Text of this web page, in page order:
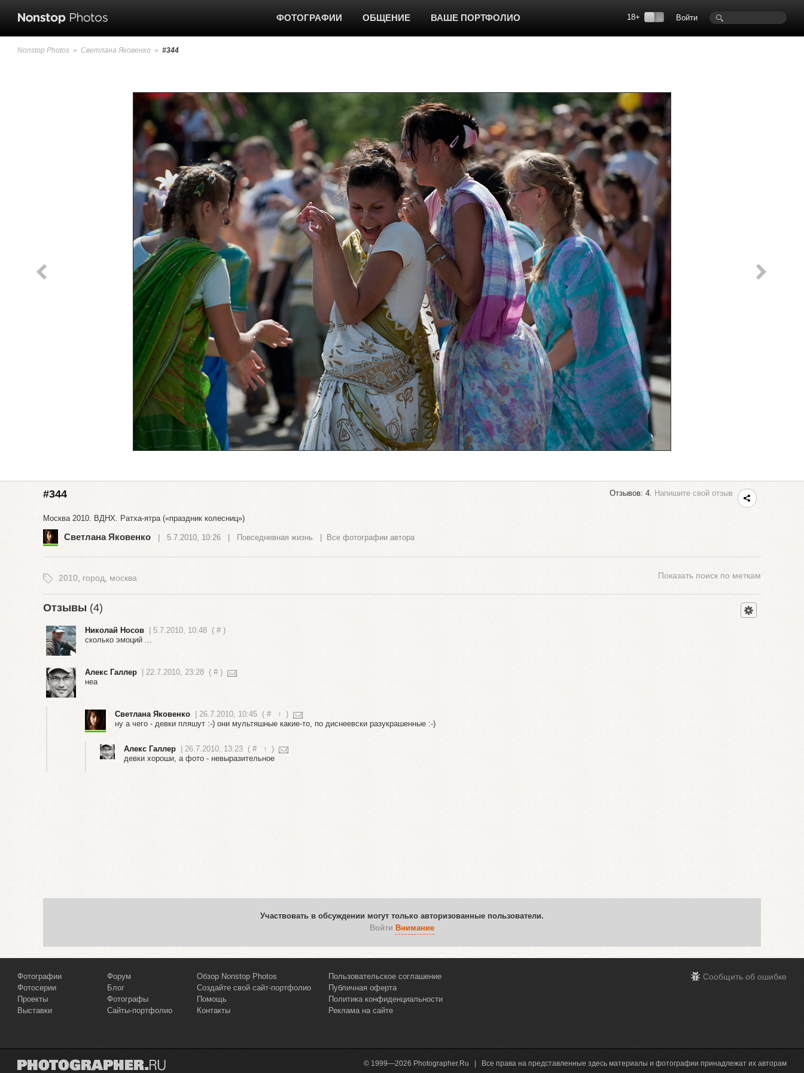
Войти
18+
ФОТОГРАФИИ ОБЩЕНИЕ ВАШЕ ПОРТФОЛИО
Nonstop Photos » Светлана Яковенко » #344
Отзывов: 4. Напишите свой отзыв
#344
Москва 2010. ВДНХ. Ратха-ятра («праздник колесниц»)
Светлана Яковенко | 5.7.2010, 10:26 | Повседневная жизнь Все фотографии автора
2010 город москва Показать поиск по меткам
Отзывы (4)
Николай Носов | 5.7.2010, 10:48 ( # )
сколько эмоций ...
Алекс Галлер | 22.7.2010, 23:28 ( # )
неа
Светлана Яковенко | 26.7.2010, 10:45 ( # ↑ )
ну а чего - девки пляшут :-) они мультяшные какие-то, по диснеевски разукрашенные :-)
Алекс Галлер | 26.7.2010, 13:23 ( # ↑ )
девки хороши, а фото - невыразительное
Участвовать в обсуждении могут только авторизованные пользователи.
Войти Внимание
Фотографии
Фотосерии
Проекты
Выставки
Форум
Блог
Фотографы
Сайты-портфолио
Обзор Nonstop Photos
Создайте свой сайт-портфолио
Помощь
Контакты
Пользовательское соглашение
Публичная оферта
Политика конфиденциальности
Реклама на сайте
Сообщить об ошибке
© 1999—2026 Photographer.Ru | Все права на представленные здесь материалы и фотографии принадлежат их авторам